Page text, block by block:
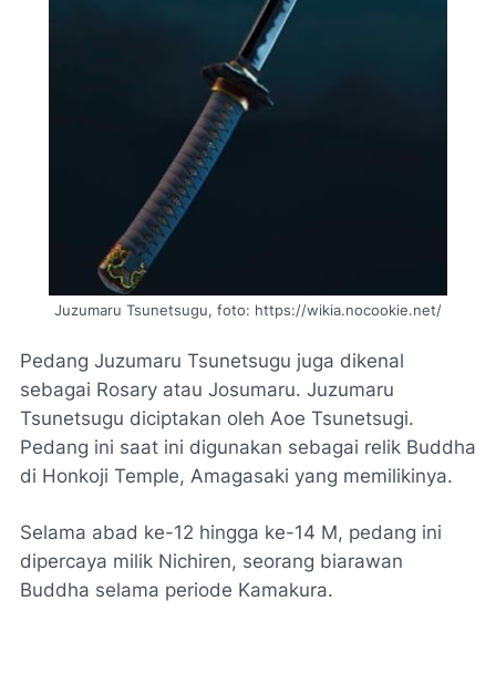
Juzumaru Tsunetsugu, foto: https://wikia.nocookie.net/
Pedang Juzumaru Tsunetsugu juga dikenal
sebagai Rosary atau Josumaru. Juzumaru
Tsunetsugu diciptakan oleh Aoe Tsunetsugi.
Pedang ini saat ini digunakan sebagai relik Buddha
di Honkoji Temple, Amagasaki yang memilikinya.
Selama abad ke-12 hingga ke-14 M, pedang ini
dipercaya milik Nichiren, seorang biarawan
Buddha selama periode Kamakura.